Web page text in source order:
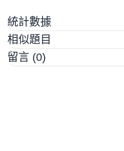
統計數據
相似題目
留言 (0)